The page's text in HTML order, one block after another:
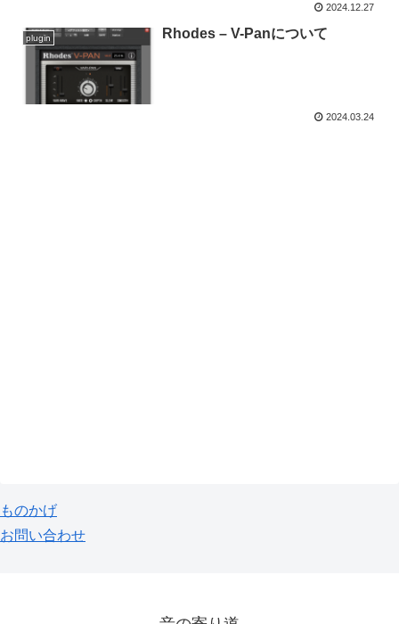
2024.12.27
plugin Rhodes – V-Panについて
2024.03.24
ものかげ
お問い合わせ